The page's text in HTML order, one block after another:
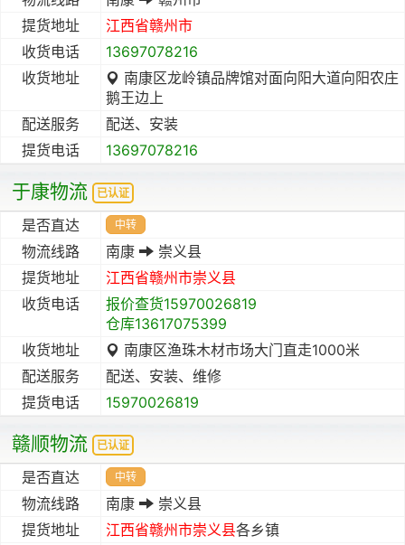
提货地址
江西省赣州市
收货电话
13697078216
收货地址
南康区龙岭镇品牌馆对面向阳大道向阳农庄
鹅王边上
配送服务
配送、安装
提货电话
13697078216
于康物流 已认证
是否直达 中转
物流线路 南康
崇义县
提货地址
江西省赣州市崇义县
收货电话
报价查货15970026819
仓库13617075399
收货地址
南康区渔珠木材市场大门直走1000米
配送服务
配送、安装、维修
提货电话
15970026819
赣顺物流 已认证
是否直达 中转
物流线路 南康
崇义县
提货地址
江西省赣州市崇义县各乡镇